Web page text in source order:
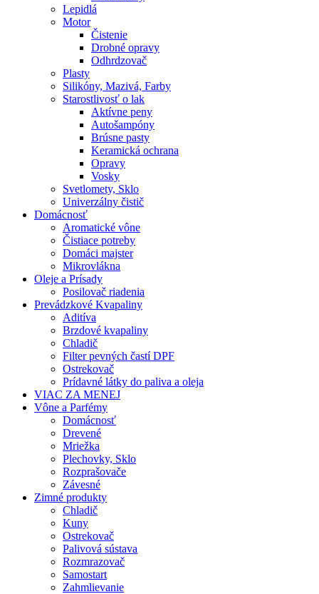
Lepidlá
Motor
Čistenie
Drobné opravy
Odhrdzovač
Plasty
Silikóny, Mazivá, Farby
Starostlivosť o lak
Aktívne peny
Autošampóny
Brúsne pasty
Keramická ochrana
Opravy
Vosky
Svetlomety, Sklo
Univerzálny čistič
Domácnosť
Aromatické vône
Čistiace potreby
Domáci majster
Mikrovlákna
Oleje a Prísady
Posilovač riadenia
Prevádzkové Kvapaliny
Aditíva
Brzdové kvapaliny
Chladič
Filter pevných častí DPF
Ostrekovač
Prídavné látky do paliva a oleja
VIAC ZA MENEJ
Vône a Parfémy
Domácnosť
Drevené
Mriežka
Plechovky, Sklo
Rozprašovače
Závesné
Zimné produkty
Chladič
Kuny
Ostrekovač
Palivová sústava
Rozmrazovač
Samostart
Zahmlievanie